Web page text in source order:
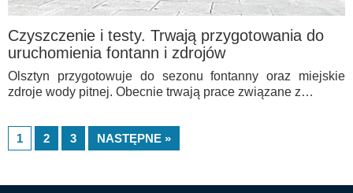
Czyszczenie i testy. Trwają przygotowania do
uruchomienia fontann i zdrojów
Olsztyn przygotowuje do sezonu fontanny oraz miejskie
zdroje wody pitnej. Obecnie trwają prace związane z…
1 2 3 NASTĘPNE »